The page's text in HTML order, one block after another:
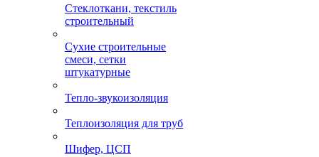
Стеклоткани, текстиль
строительный
Сухие строительные
смеси, сетки
штукатурные
Тепло-звукоизоляция
Теплоизоляция для труб
Шифер, ЦСП